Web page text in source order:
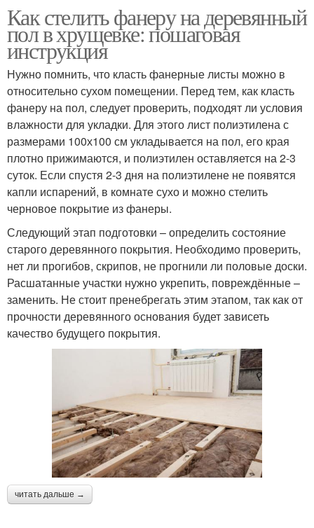
Как стелить фанеру на деревянный
пол в хрущевке: пошаговая
инструкция
Нужно помнить, что класть фанерные листы можно в
относительно сухом помещении. Перед тем, как класть
фанеру на пол, следует проверить, подходят ли условия
влажности для укладки. Для этого лист полиэтилена с
размерами 100х100 см укладывается на пол, его края
плотно прижимаются, и полиэтилен оставляется на 2-3
суток. Если спустя 2-3 дня на полиэтилене не появятся
капли испарений, в комнате сухо и можно стелить
черновое покрытие из фанеры.
Следующий этап подготовки – определить состояние
старого деревянного покрытия. Необходимо проверить,
нет ли прогибов, скрипов, не прогнили ли половые доски.
Расшатанные участки нужно укрепить, повреждённые –
заменить. Не стоит пренебрегать этим этапом, так как от
прочности деревянного основания будет зависеть
качество будущего покрытия.
читать дальше →